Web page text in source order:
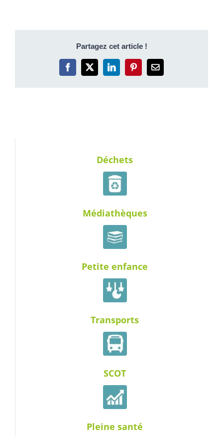
Partagez cet article !
Facebook
X LinkedInPinterestEmail
Déchets
Médiathèques
Petite enfance
Transports
SCOT
Pleine santé